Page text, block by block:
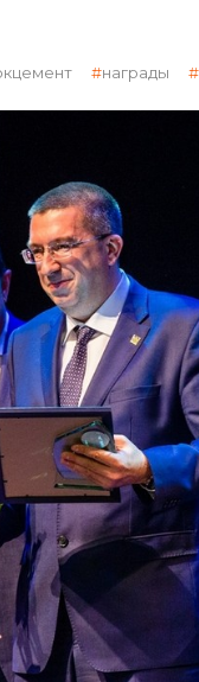
награды